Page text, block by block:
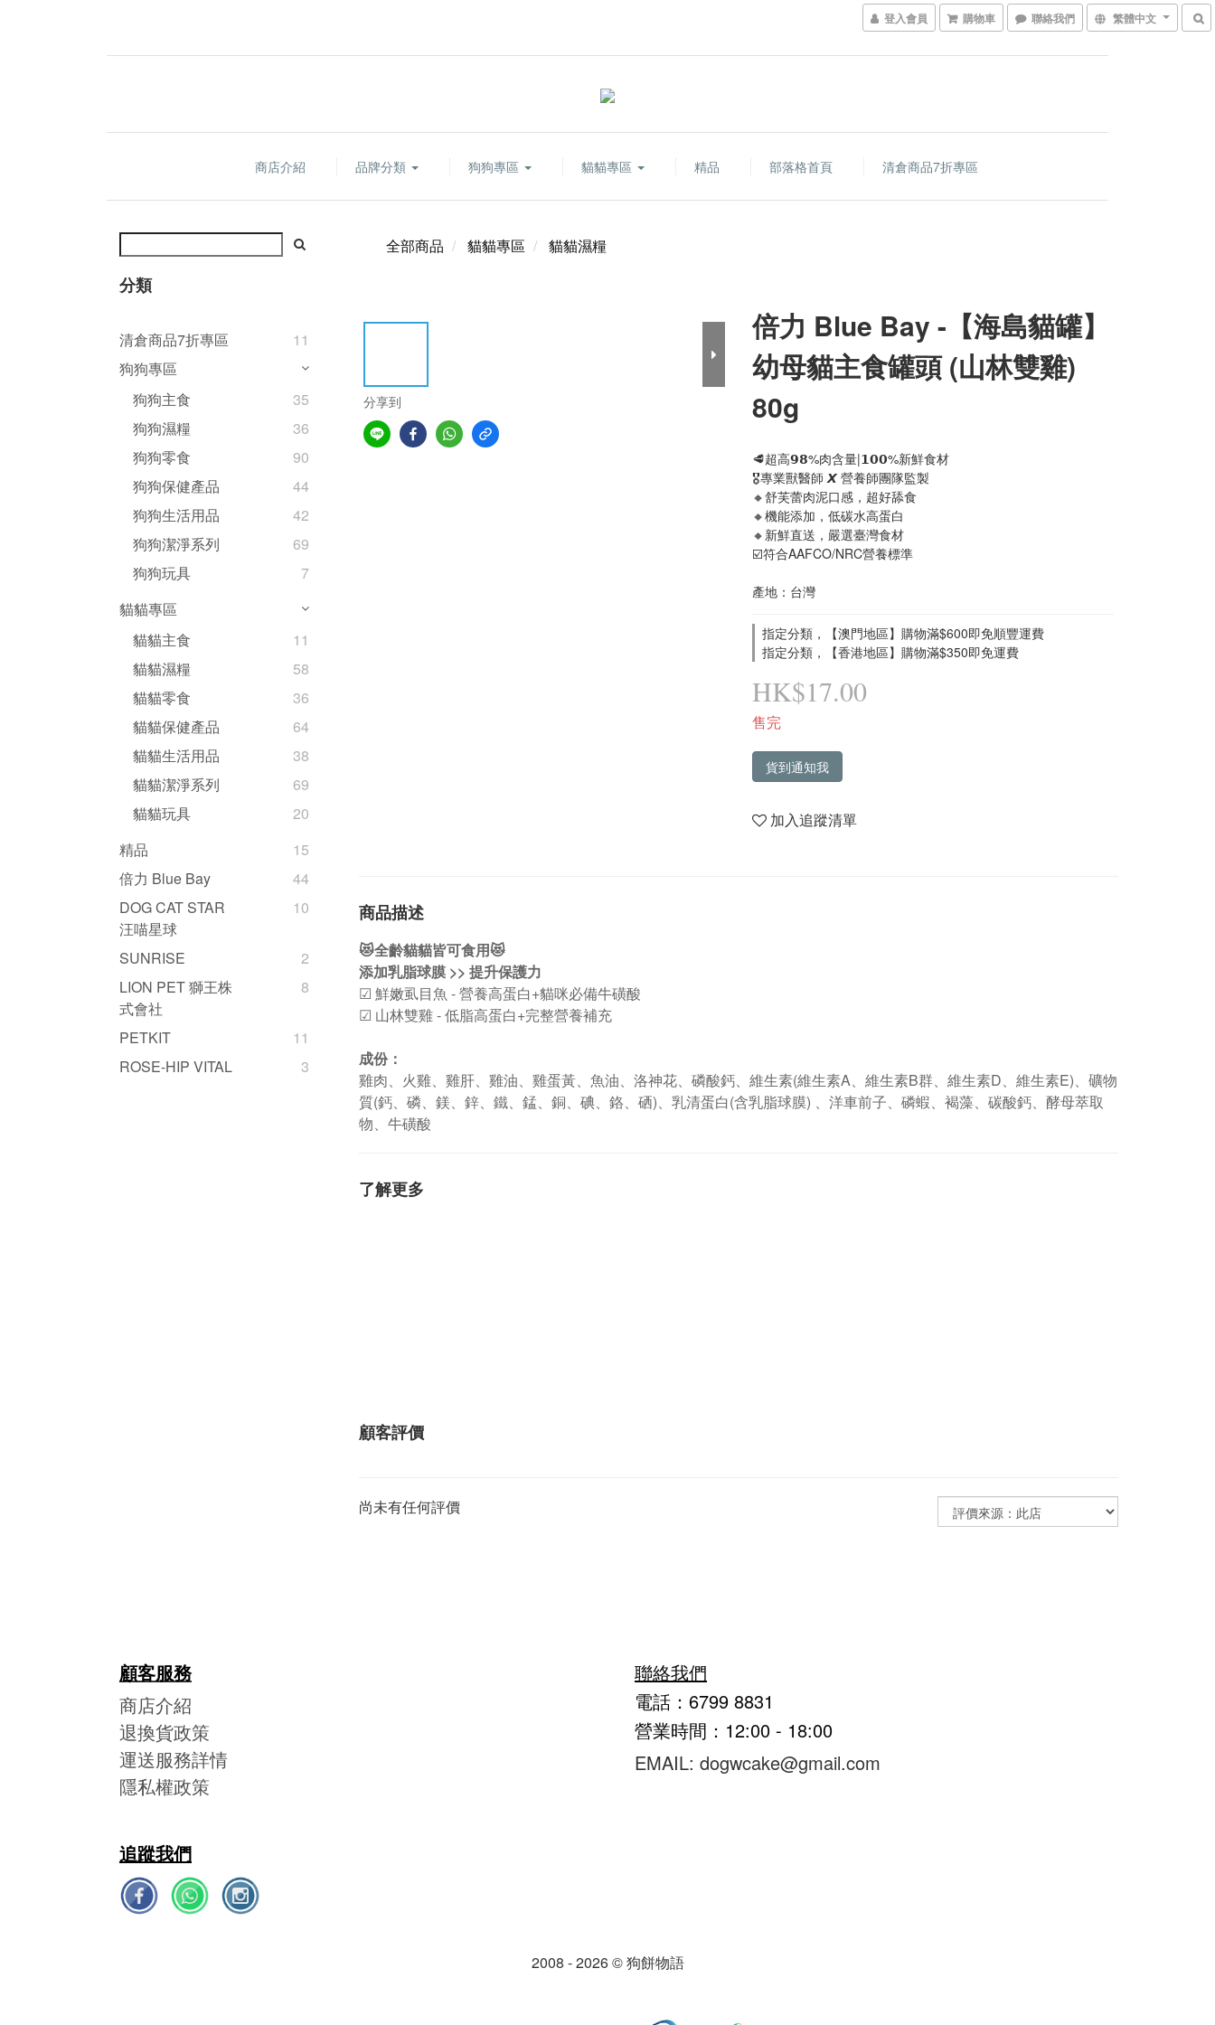
登入會員 購物車 聯絡我們 繁體中文
商店介紹 品牌分類 狗狗專區 貓貓專區 精品 部落格首頁 清倉商品7折專區
分類
清倉商品7折專區
11
狗狗專區
狗狗主食
35
狗狗濕糧
36
狗狗零食
90
狗狗保健產品
44
狗狗生活用品
42
狗狗潔淨系列
69
狗狗玩具
7
貓貓專區
貓貓主食
11
貓貓濕糧
58
貓貓零食
36
貓貓保健產品
64
貓貓生活用品
38
貓貓潔淨系列
69
貓貓玩具
20
精品
15
倍力 Blue Bay
44
DOG CAT STAR
汪喵星球
10
SUNRISE
2
LION PET 獅王株
式會社
8
PETKIT
11
ROSE-HIP VITAL
3
全部商品 貓貓專區 貓貓濕糧
分享到
倍力 Blue Bay -【海島貓罐】
幼母貓主食罐頭 (山林雙雞)
80g
🥩超高𝟵𝟴%肉含量|𝟭𝟬𝟬%新鮮食材
🎖️專業獸醫師 𝙓 營養師團隊監製
🔸舒芙蕾肉泥口感，超好舔食
🔸機能添加，低碳水高蛋白
🔸新鮮直送，嚴選臺灣食材
☑️符合AAFCO/NRC營養標準
產地：台灣
指定分類，【澳門地區】購物滿$600即免順豐運費
指定分類，【香港地區】購物滿$350即免運費
HK$17.00
售完
貨到通知我
加入追蹤清單
商品描述
😻全齡貓貓皆可食用😻
添加乳脂球膜 >> 提升保護力
☑ 鮮嫩虱目魚 - 營養高蛋白+貓咪必備牛磺酸
☑ 山林雙雞 - 低脂高蛋白+完整營養補充
成份：
雞肉、火雞、雞肝、雞油、雞蛋黃、魚油、洛神花、磷酸鈣、維生素(維生素A、維生素B群、維生素D、維生素E)、礦物
質(鈣、磷、鎂、鋅、鐵、錳、銅、碘、鉻、硒)、乳清蛋白(含乳脂球膜) 、洋車前子、磷蝦、褐藻、碳酸鈣、酵母萃取
物、牛磺酸
了解更多
顧客評價
尚未有任何評價
顧客服務
商店介紹
退換貨政策
運送服務詳情
隱私權政策
追蹤我們
聯絡我們
電話：6799 8831
營業時間：12:00 - 18:00
EMAIL: dogwcake@gmail.com
2008 - 2026 © 狗餅物語